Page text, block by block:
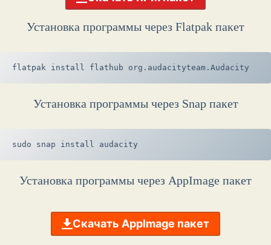
Установка программы через Flatpak пакет
flatpak install flathub org.audacityteam.Audacity
Установка программы через Snap пакет
sudo snap install audacity
Установка программы через AppImage пакет
Скачать AppImage пакет